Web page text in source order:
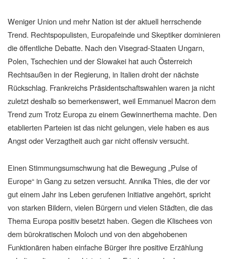
Weniger Union und mehr Nation ist der aktuell herrschende
Trend. Rechtspopulisten, Europafeinde und Skeptiker dominieren
die öffentliche Debatte. Nach den Visegrad-Staaten Ungarn,
Polen, Tschechien und der Slowakei hat auch Österreich
Rechtsaußen in der Regierung, in Italien droht der nächste
Rückschlag. Frankreichs Präsidentschaftswahlen waren ja nicht
zuletzt deshalb so bemerkenswert, weil Emmanuel Macron dem
Trend zum Trotz Europa zu einem Gewinnerthema machte. Den
etablierten Parteien ist das nicht gelungen, viele haben es aus
Angst oder Verzagtheit auch gar nicht offensiv versucht.
Einen Stimmungsumschwung hat die Bewegung „Pulse of
Europe“ in Gang zu setzen versucht. Annika Thies, die der vor
gut einem Jahr ins Leben gerufenen Initiative angehört, spricht
von starken Bildern, vielen Bürgern und vielen Städten, die das
Thema Europa positiv besetzt haben. Gegen die Klischees von
dem bürokratischen Moloch und von den abgehobenen
Funktionären haben einfache Bürger ihre positive Erzählung